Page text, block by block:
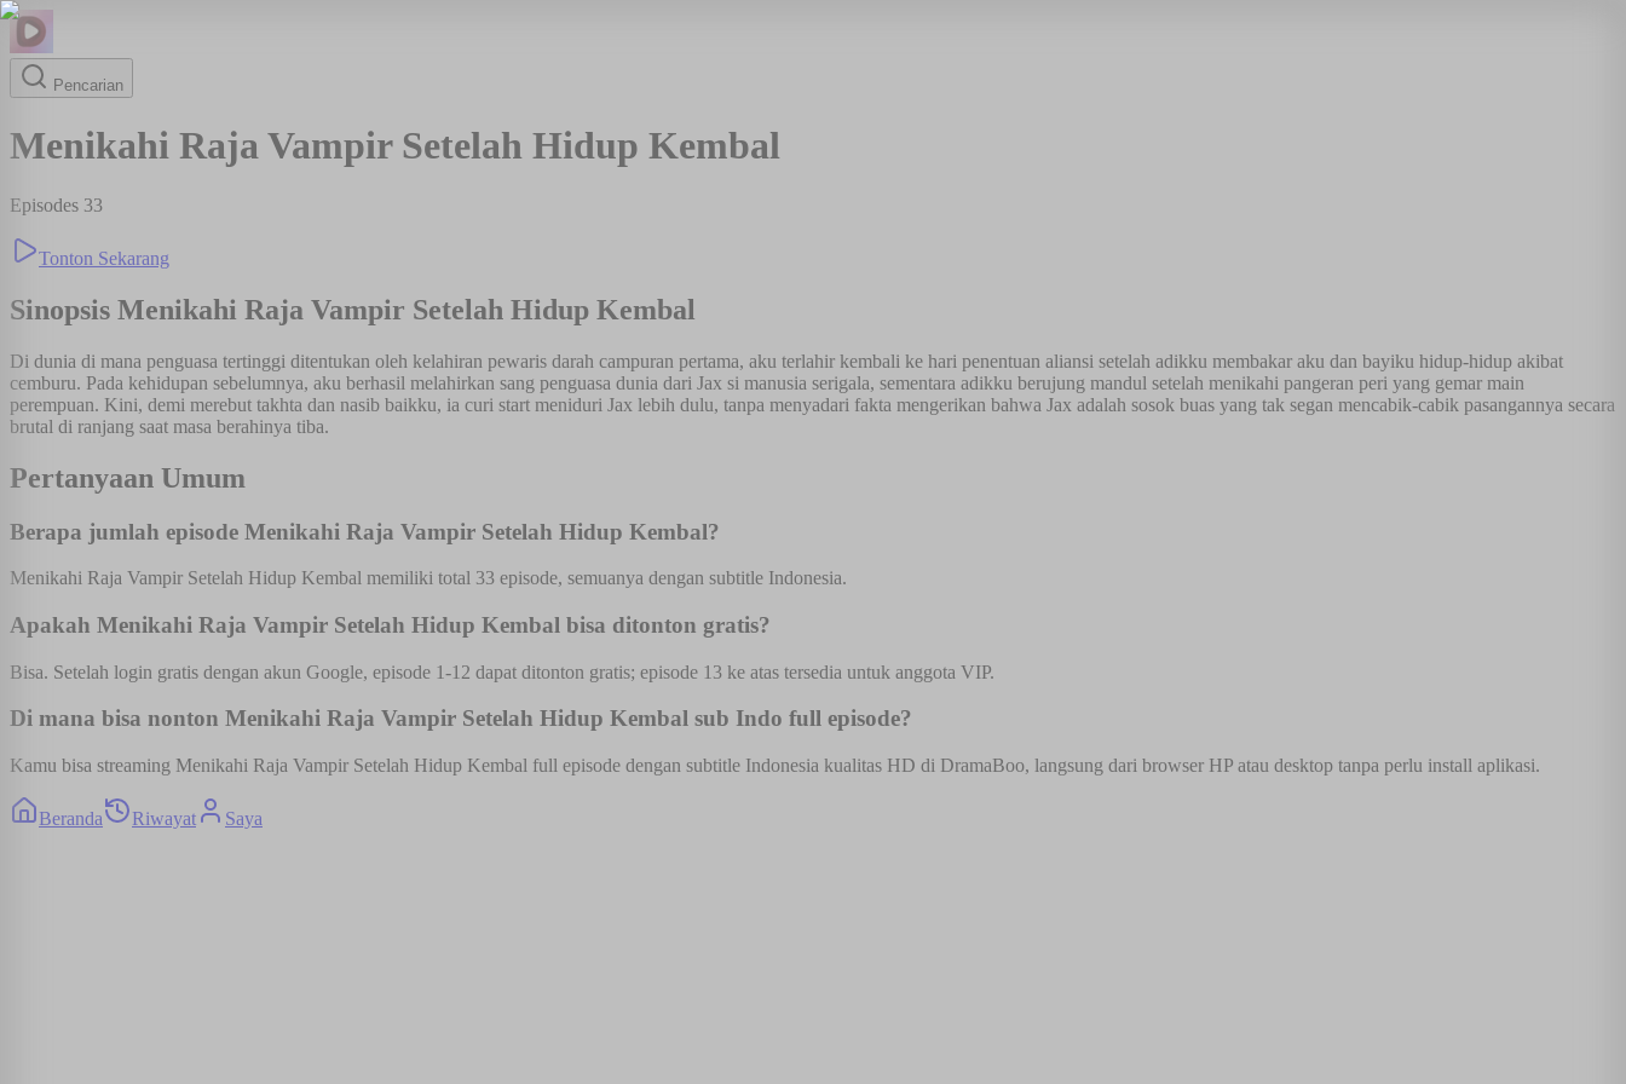
Pencarian
Menikahi Raja Vampir Setelah Hidup Kembal
Episodes 33
Tonton Sekarang
Sinopsis Menikahi Raja Vampir Setelah Hidup Kembal
Di dunia di mana penguasa tertinggi ditentukan oleh kelahiran pewaris darah campuran pertama, aku terlahir kembali ke hari penentuan aliansi setelah adikku membakar aku dan bayiku hidup-hidup akibat
cemburu. Pada kehidupan sebelumnya, aku berhasil melahirkan sang penguasa dunia dari Jax si manusia serigala, sementara adikku berujung mandul setelah menikahi pangeran peri yang gemar main
perempuan. Kini, demi merebut takhta dan nasib baikku, ia curi start meniduri Jax lebih dulu, tanpa menyadari fakta mengerikan bahwa Jax adalah sosok buas yang tak segan mencabik-cabik pasangannya secara
brutal di ranjang saat masa berahinya tiba.
Pertanyaan Umum
Berapa jumlah episode Menikahi Raja Vampir Setelah Hidup Kembal?
Menikahi Raja Vampir Setelah Hidup Kembal memiliki total 33 episode, semuanya dengan subtitle Indonesia.
Apakah Menikahi Raja Vampir Setelah Hidup Kembal bisa ditonton gratis?
Bisa. Setelah login gratis dengan akun Google, episode 1-12 dapat ditonton gratis; episode 13 ke atas tersedia untuk anggota VIP.
Di mana bisa nonton Menikahi Raja Vampir Setelah Hidup Kembal sub Indo full episode?
Kamu bisa streaming Menikahi Raja Vampir Setelah Hidup Kembal full episode dengan subtitle Indonesia kualitas HD di DramaBoo, langsung dari browser HP atau desktop tanpa perlu install aplikasi.
Beranda Riwayat Saya